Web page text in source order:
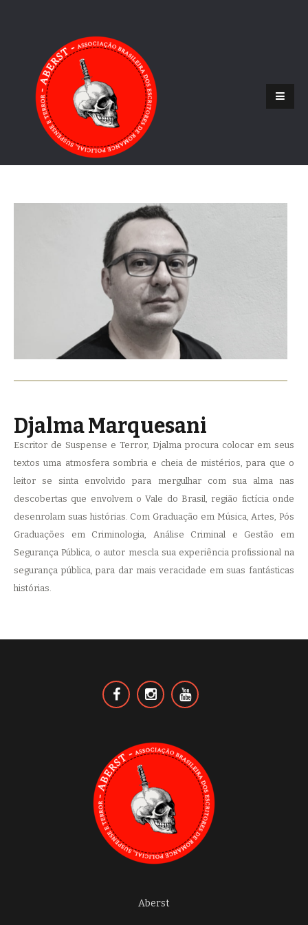
Djalma Marquesani
Escritor de Suspense e Terror, Djalma procura colocar em seus
textos uma atmosfera sombria e cheia de mistérios, para que o
leitor se sinta envolvido para mergulhar com sua alma nas
descobertas que envolvem o Vale do Brasil, região fictícia onde
desenrolam suas histórias. Com Graduação em Música, Artes, Pós
Graduações em Criminologia, Análise Criminal e Gestão em
Segurança Pública, o autor mescla sua experiência profissional na
segurança pública, para dar mais veracidade em suas fantásticas
histórias.
Aberst